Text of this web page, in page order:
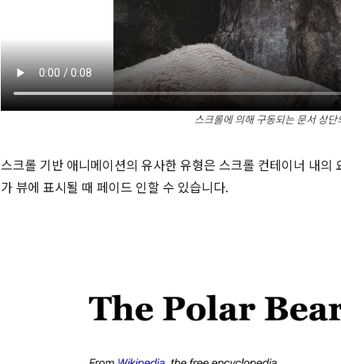
스크롤에 의해 구동되는 문서 상
스크롤 기반 애니메이션의 유사한 유형은 스크롤 컨테이너 내
가 뷰에 표시될 때 페이드 인할 수 있습니다.